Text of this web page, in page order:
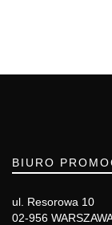
BIURO
ul. Resorowa 10
02-956